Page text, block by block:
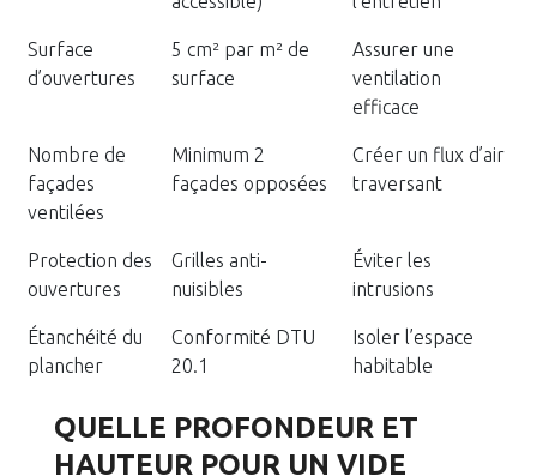
Surface
d’ouvertures
5 cm² par m² de
surface
Assurer une
ventilation
efficace
Nombre de
façades
ventilées
Minimum 2
façades opposées
Créer un flux d’air
traversant
Protection des
ouvertures
Grilles anti-
nuisibles
Éviter les
intrusions
Étanchéité du
plancher
Conformité DTU
20.1
Isoler l’espace
habitable
QUELLE PROFONDEUR ET
HAUTEUR POUR UN VIDE